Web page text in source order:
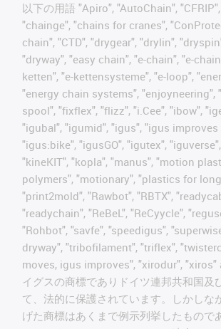
以下の用語 "Apiro", "AutoChain",
"chainge", "chains for cranes",
chain", "CTD", "drygear", "drylin",
"dryway", "easy chain", "e-chain", "e-
ketten", "e-kettensysteme", "e-loop",
"energy chain systems", "enjoyneering",
spool", "fixflex", "flizz", "i.Cee", "ibow",
"igubal", "igumid", "igus", "igus improves
"igus:bike", "igusGO", "igutex",
"kineKIT", "kopla", "manus", "motion
polymers", "motionary", "plastics for
"print2mold", "Rawbot", "RBTX",
"readychain", "ReBeL", "ReCyycle",
"Rohbot", "savfe", "speedigus",
dryway", "tribofilament", "triflex",
moves, igus improves", "xirodur", "xiros"
イグスの商標でありドイツ連邦共和国及
て、法的に保護されています。しかしな
げた商標はあくまで例示列挙したもので